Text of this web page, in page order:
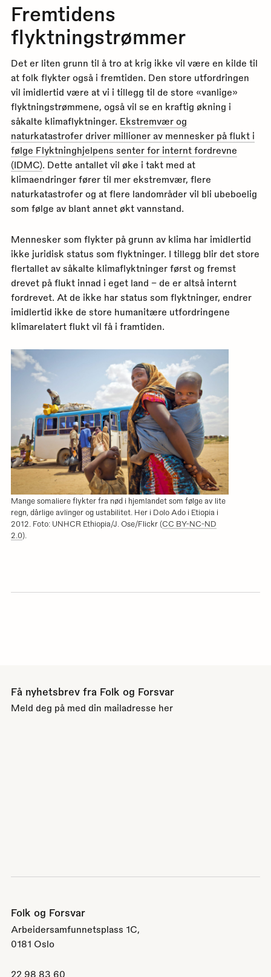
Fremtidens
flyktningstrømmer
Det er liten grunn til å tro at krig ikke vil være en kilde til
at folk flykter også i fremtiden. Den store utfordringen
vil imidlertid være at vi i tillegg til de store «vanlige»
flyktningstrømmene, også vil se en kraftig økning i
såkalte klimaflyktninger. Ekstremvær og
naturkatastrofer driver millioner av mennesker på flukt i
følge Flyktninghjelpens senter for internt fordrevne
(IDMC). Dette antallet vil øke i takt med at
klimaendringer fører til mer ekstremvær, flere
naturkatastrofer og at flere landområder vil bli ubeboelig
som følge av blant annet økt vannstand.
Mennesker som flykter på grunn av klima har imidlertid
ikke juridisk status som flyktninger. I tillegg blir det store
flertallet av såkalte klimaflyktninger først og fremst
drevet på flukt innad i eget land – de er altså internt
fordrevet. At de ikke har status som flyktninger, endrer
imidlertid ikke de store humanitære utfordringene
klimarelatert flukt vil få i framtiden.
Mange somaliere flykter fra nød i hjemlandet som følge av lite
regn, dårlige avlinger og ustabilitet. Her i Dolo Ado i Etiopia i
2012. Foto: UNHCR Ethiopia/J. Ose/Flickr (CC BY-NC-ND
2.0).
Få nyhetsbrev fra Folk og Forsvar
Meld deg på med din mailadresse her
Folk og Forsvar
Arbeidersamfunnetsplass 1C,
0181 Oslo
22 98 83 60